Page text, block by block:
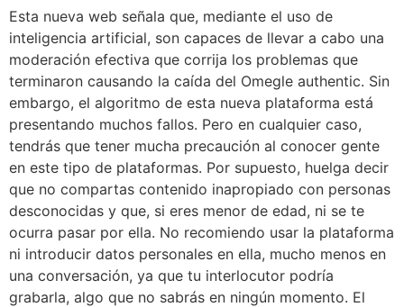
Esta nueva web señala que, mediante el uso de
inteligencia artificial, son capaces de llevar a cabo una
moderación efectiva que corrija los problemas que
terminaron causando la caída del Omegle authentic. Sin
embargo, el algoritmo de esta nueva plataforma está
presentando muchos fallos. Pero en cualquier caso,
tendrás que tener mucha precaución al conocer gente
en este tipo de plataformas. Por supuesto, huelga decir
que no compartas contenido inapropiado con personas
desconocidas y que, si eres menor de edad, ni se te
ocurra pasar por ella. No recomiendo usar la plataforma
ni introducir datos personales en ella, mucho menos en
una conversación, ya que tu interlocutor podría
grabarla, algo que no sabrás en ningún momento. El